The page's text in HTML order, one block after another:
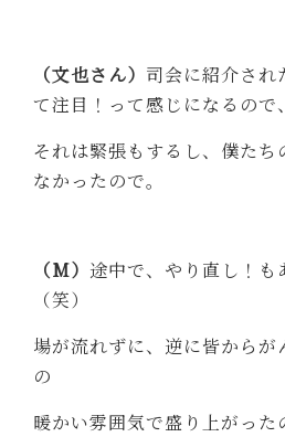
（文也さん） 司会に紹介され
て注目！って感じになるので、
それは緊張もするし、僕た
なかったので。
（M） 途中で、やり直し！も
（笑）
場が流れずに、逆に皆からが
の
暖かい雰囲気で盛り上がった